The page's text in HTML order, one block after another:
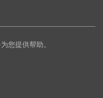
您提供帮助。